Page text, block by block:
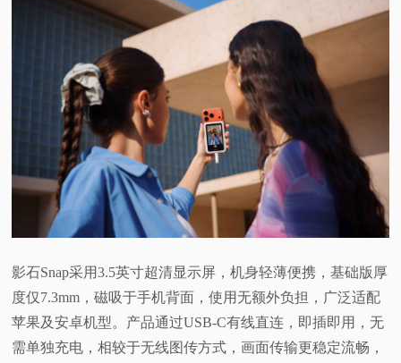
影石Snap采用3.5英寸超清显示屏，机身轻薄便携，基础版厚
度仅7.3mm，磁吸于手机背面，使用无额外负担，广泛适配
苹果及安卓机型。产品通过USB-C有线直连，即插即用，无
需单独充电，相较于无线图传方式，画面传输更稳定流畅，